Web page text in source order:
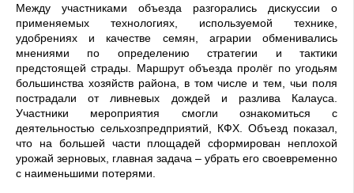
Между участниками объезда разгорались дискуссии о
применяемых технологиях, используемой технике,
удобрениях и качестве семян, аграрии обменивались
мнениями по определению стратегии и тактики
предстоящей страды. Маршрут объезда пролёг по угодьям
большинства хозяйств района, в том числе и тем, чьи поля
пострадали от ливневых дождей и разлива Калауса.
Участники мероприятия смогли ознакомиться с
деятельностью сельхозпредприятий, КФХ. Объезд показал,
что на большей части площадей сформирован неплохой
урожай зерновых, главная задача – убрать его своевременно
с наименьшими потерями.